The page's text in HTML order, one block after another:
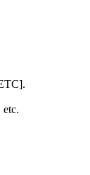
etc.